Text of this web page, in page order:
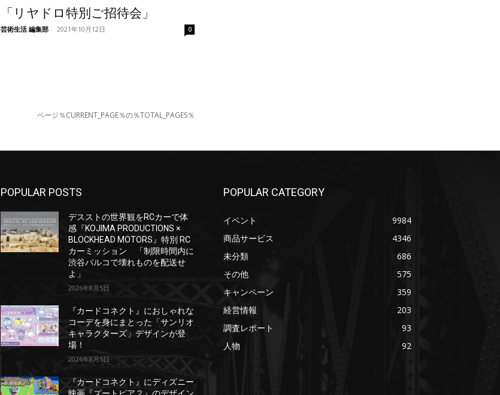
「リヤドロ特別ご招待会」
芸術生活 編集部 - 2021年10月12日 0
ページ％CURRENT_PAGE％の％TOTAL_PAGES％
POPULAR POSTS
デスストの世界観をRCカーで体
感『KOJIMA PRODUCTIONS ×
BLOCKHEAD MOTORS』特別 RC
カーミッション 「制限時間内に
渋谷パルコで壊れものを配送せ
よ」
2026年8月5日
『カードコネクト』におしゃれな
コーデを身にまとった「サンリオ
キャラクターズ」デザインが登
場！
2026年8月5日
『カードコネクト』にディズニー
POPULAR CATEGORY
イベント
9984
商品サービス
4346
未分類
686
その他
575
キャンペーン
359
経営情報
203
調査レポート
93
人物
92